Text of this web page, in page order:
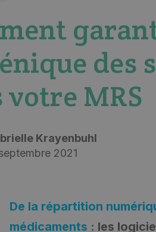
des
votre MRS
Krayenbuhl
2021
De la répartition
médicaments : les